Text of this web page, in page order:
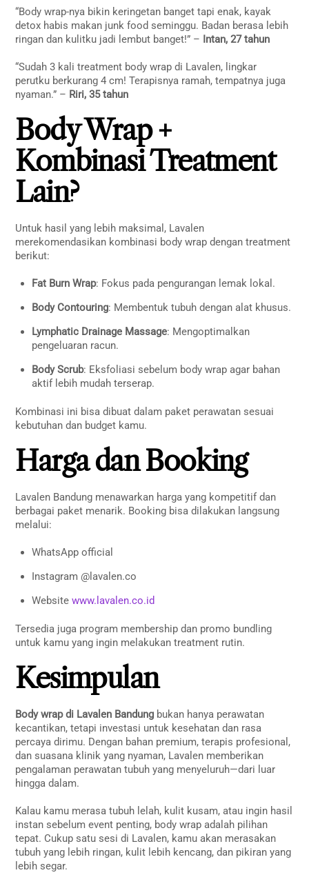
“Body wrap-nya bikin keringetan banget tapi enak, kayak
detox habis makan junk food seminggu. Badan berasa lebih
ringan dan kulitku jadi lembut banget!” – Intan, 27 tahun
“Sudah 3 kali treatment body wrap di Lavalen, lingkar
perutku berkurang 4 cm! Terapisnya ramah, tempatnya juga
nyaman.” – Riri, 35 tahun
Body Wrap +
Kombinasi Treatment
Lain?
Untuk hasil yang lebih maksimal, Lavalen
merekomendasikan kombinasi body wrap dengan treatment
berikut:
Fat Burn Wrap: Fokus pada pengurangan lemak lokal.
Body Contouring: Membentuk tubuh dengan alat khusus.
Lymphatic Drainage Massage: Mengoptimalkan
pengeluaran racun.
Body Scrub: Eksfoliasi sebelum body wrap agar bahan
aktif lebih mudah terserap.
Kombinasi ini bisa dibuat dalam paket perawatan sesuai
kebutuhan dan budget kamu.
Harga dan Booking
Lavalen Bandung menawarkan harga yang kompetitif dan
berbagai paket menarik. Booking bisa dilakukan langsung
melalui:
WhatsApp official
Instagram @lavalen.co
Website www.lavalen.co.id
Tersedia juga program membership dan promo bundling
untuk kamu yang ingin melakukan treatment rutin.
Kesimpulan
Body wrap di Lavalen Bandung bukan hanya perawatan
kecantikan, tetapi investasi untuk kesehatan dan rasa
percaya dirimu. Dengan bahan premium, terapis profesional,
dan suasana klinik yang nyaman, Lavalen memberikan
pengalaman perawatan tubuh yang menyeluruh—dari luar
hingga dalam.
Kalau kamu merasa tubuh lelah, kulit kusam, atau ingin hasil
instan sebelum event penting, body wrap adalah pilihan
tepat. Cukup satu sesi di Lavalen, kamu akan merasakan
tubuh yang lebih ringan, kulit lebih kencang, dan pikiran yang
lebih segar.